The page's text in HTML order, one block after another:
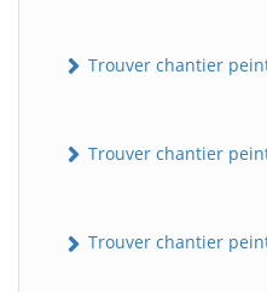
Trouver chantier
Trouver chantier
Trouver chantier